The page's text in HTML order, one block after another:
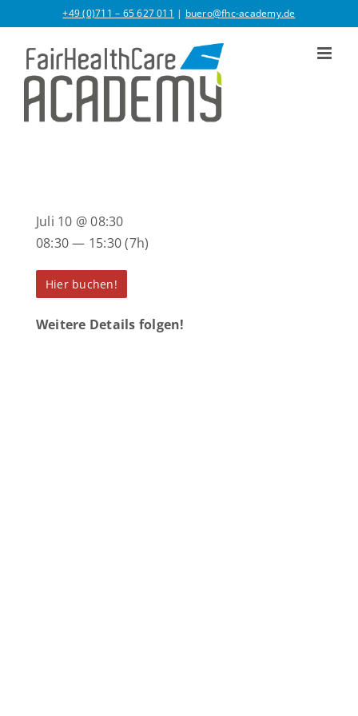
Inhalt
springen
+49 (0)711 – 65 627 011 | buero@fhc-academy.de
Weitere Details folgen!
Juli 10 @ 08:30
08:30 — 15:30(7h)
Hier buchen!